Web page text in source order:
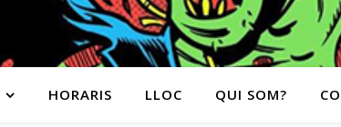
HORARIS LLOC QUI SOM?